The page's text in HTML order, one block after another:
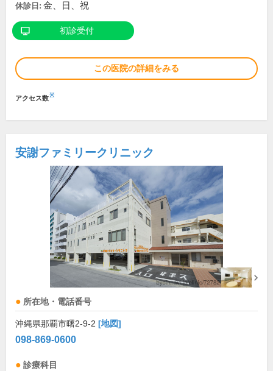
休診日: 金、日、祝
初診受付
この医院の詳細をみる
アクセス数※
安謝ファミリークリニック
所在地・電話番号
沖縄県那覇市曙2-9-2 [地図]
098-869-0600
診療科目